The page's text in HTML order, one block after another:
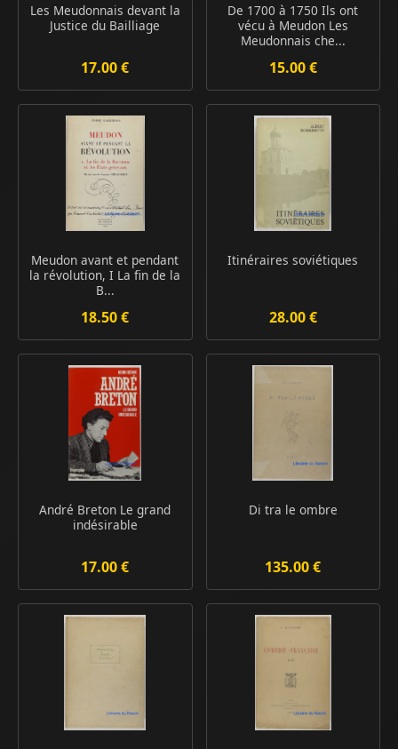
Les Meudonnais devant la
Justice du Bailliage
17.00 €
De 1700 à 1750 Ils ont
vécu à Meudon Les
Meudonnais che...
15.00 €
Meudon avant et pendant
la révolution, I La fin de la
B...
18.50 €
Itinéraires soviétiques
28.00 €
André Breton Le grand
indésirable
17.00 €
Di tra le ombre
135.00 €